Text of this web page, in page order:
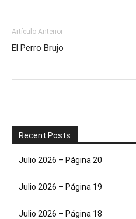
Artículo Anterior
El Perro Brujo
Recent Posts
Julio 2026 – Página 20
Julio 2026 – Página 19
Julio 2026 – Página 18